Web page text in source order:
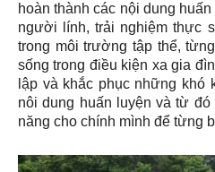
hoàn thành các nội dung
người lính, trải nghiệm thực
trong môi trường tập thể,
sống trong điều kiện xa gia
lập và khắc phục những khó
nôi dung huấn luyện và từ
năng cho chính mình để từng